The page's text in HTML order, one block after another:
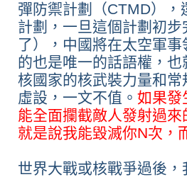
彈防禦計劃（CTMD），
計劃，一旦這個計劃初
了），中國將在太空軍
的也是唯一的話語權，
核國家的核武裝力量和
虛設，一文不值。 如果發
能全面攔截敵人發射過
就是說我能毀滅你N次，
世界大戰或核戰爭過後